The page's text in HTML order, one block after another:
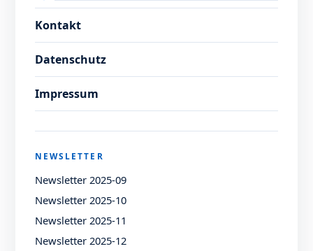
Kontakt
Datenschutz
Impressum
NEWSLETTER
Newsletter 2025-09
Newsletter 2025-10
Newsletter 2025-11
Newsletter 2025-12